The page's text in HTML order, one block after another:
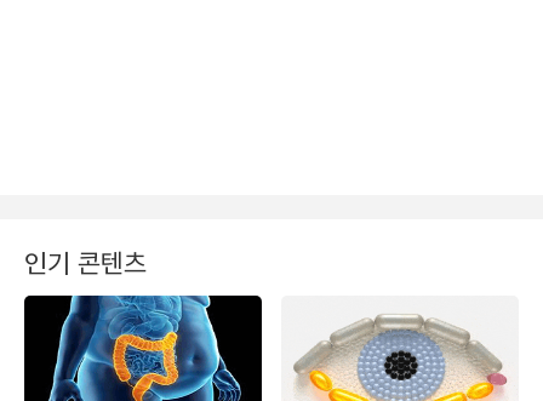
인기 콘텐츠